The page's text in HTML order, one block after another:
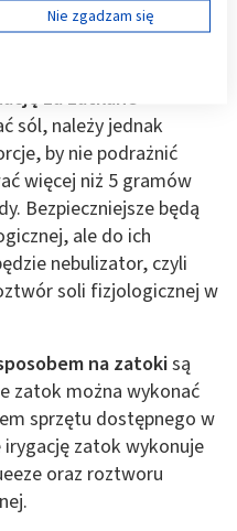
zatok zalecane są olejki
takie jak olejek
za zatkane
sól, należy jednak
by nie podrażnić
więcej niż 5 gramów
Bezpieczniejsze będą
ale do ich
nebulizator, czyli
soli fizjologicznej w
na zatokisą
zatok można wykonać
sprzętu dostępnego w
zatok wykonuje
oraz roztworu
IAB)
lub
danych do
treści
doboru
Nie zgadzam się